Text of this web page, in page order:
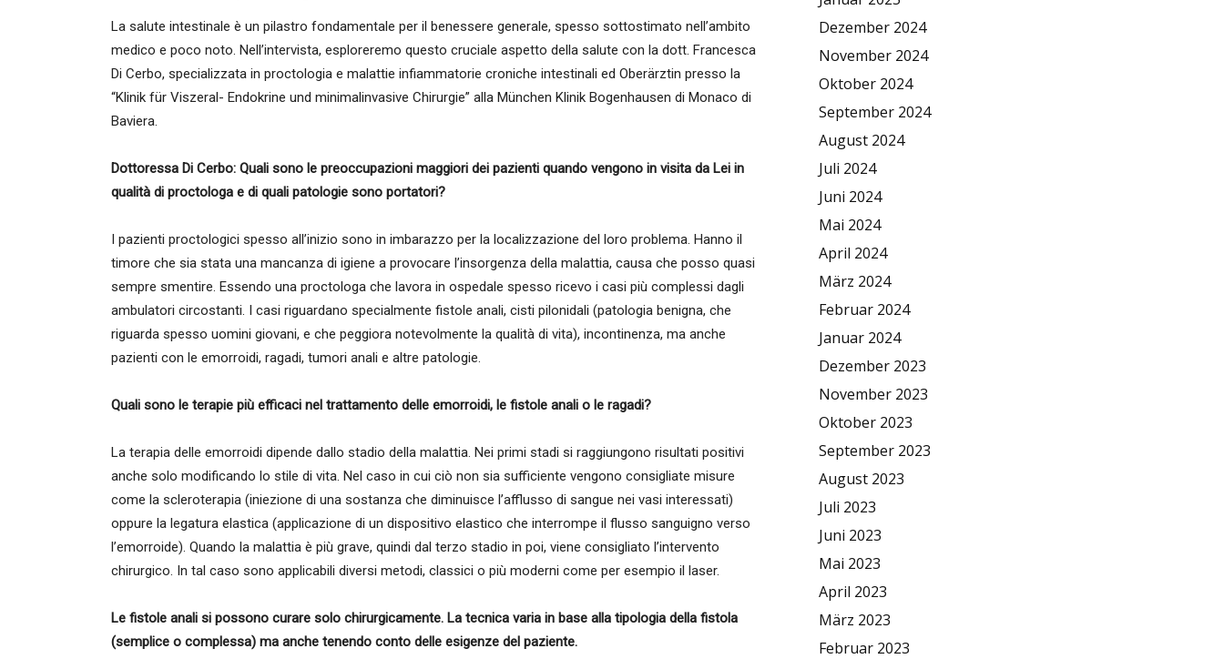
La salute intestinale è un pilastro fondamentale per il benessere generale, spesso sottostimato nell’ambito
medico e poco noto. Nell’intervista, esploreremo questo cruciale aspetto della salute con la dott. Francesca
Di Cerbo, specializzata in proctologia e malattie infiammatorie croniche intestinali ed Oberärztin presso la
“Klinik für Viszeral- Endokrine und minimalinvasive Chirurgie” alla München Klinik Bogenhausen di Monaco di
Baviera.
Dottoressa Di Cerbo: Quali sono le preoccupazioni maggiori dei pazienti quando vengono in visita da Lei in
qualità di proctologa e di quali patologie sono portatori?
I pazienti proctologici spesso all’inizio sono in imbarazzo per la localizzazione del loro problema. Hanno il
timore che sia stata una mancanza di igiene a provocare l’insorgenza della malattia, causa che posso quasi
sempre smentire. Essendo una proctologa che lavora in ospedale spesso ricevo i casi più complessi dagli
ambulatori circostanti. I casi riguardano specialmente fistole anali, cisti pilonidali (patologia benigna, che
riguarda spesso uomini giovani, e che peggiora notevolmente la qualità di vita), incontinenza, ma anche
pazienti con le emorroidi, ragadi, tumori anali e altre patologie.
Quali sono le terapie più efficaci nel trattamento delle emorroidi, le fistole anali o le ragadi?
La terapia delle emorroidi dipende dallo stadio della malattia. Nei primi stadi si raggiungono risultati positivi
anche solo modificando lo stile di vita. Nel caso in cui ciò non sia sufficiente vengono consigliate misure
come la scleroterapia (iniezione di una sostanza che diminuisce l’afflusso di sangue nei vasi interessati)
oppure la legatura elastica (applicazione di un dispositivo elastico che interrompe il flusso sanguigno verso
l’emorroide). Quando la malattia è più grave, quindi dal terzo stadio in poi, viene consigliato l’intervento
chirurgico. In tal caso sono applicabili diversi metodi, classici o più moderni come per esempio il laser.
Le fistole anali si possono curare solo chirurgicamente. La tecnica varia in base alla tipologia della fistola
(semplice o complessa) ma anche tenendo conto delle esigenze del paziente.
Dezember 2024
November 2024
Oktober 2024
September 2024
August 2024
Juli 2024
Juni 2024
Mai 2024
April 2024
März 2024
Februar 2024
Januar 2024
Dezember 2023
November 2023
Oktober 2023
September 2023
August 2023
Juli 2023
Juni 2023
Mai 2023
April 2023
März 2023
Februar 2023